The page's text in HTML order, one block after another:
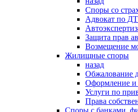
Споры со
Адвокат по
Защита прав
Возмещение
Жилищные споры
назад
Обжалование
Оформление и
Услуги по
Права
Cпоры с банками,